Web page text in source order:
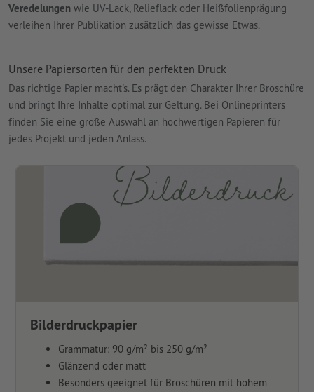
Veredelungen wie UV-Lack, Relieflack oder Heißfolienprägung
verleihen Ihrer Publikation zusätzlich das gewisse Etwas.
Unsere Papiersorten für den perfekten Druck
Das richtige Papier macht's. Es prägt den Charakter Ihrer Broschüre
und bringt Ihre Inhalte optimal zur Geltung. Bei Onlineprinters
finden Sie eine große Auswahl an hochwertigen Papieren für
jedes Projekt und jeden Anlass.
Bilderdruckpapier
Grammatur: 90 g/m² bis 250 g/m²
Glänzend oder matt
Besonders geeignet für Broschüren mit hohem